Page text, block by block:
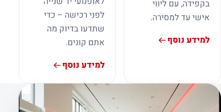
בקפידה, עם ליווי
אישי עד למסירה.
למידע נוסף
לפני רכישה – כדי
שתדעו בדיוק מה
אתם קונים.
למידע נוסף